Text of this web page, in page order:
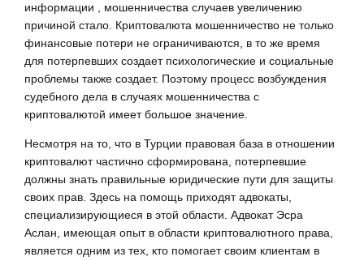
информации , мошенничества случаев увеличению
причиной стало. Криптовалюта мошенничество не только
финансовые потери не ограничиваются, в то же время
для потерпевших создает психологические и социальные
проблемы также создает. Поэтому процесс возбуждения
судебного дела в случаях мошенничества с
криптовалютой имеет большое значение.
Несмотря на то, что в Турции правовая база в отношении
криптовалют частично сформирована, потерпевшие
должны знать правильные юридические пути для защиты
своих прав. Здесь на помощь приходят адвокаты,
специализирующиеся в этой области. Адвокат Эсра
Аслан, имеющая опыт в области криптовалютного права,
является одним из тех, кто помогает своим клиентам в